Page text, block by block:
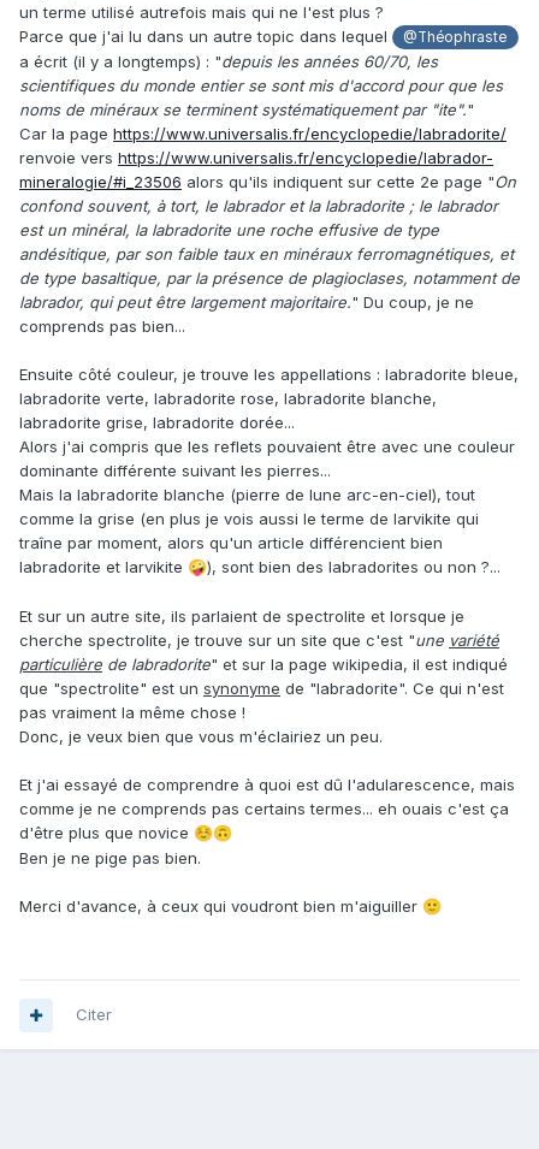
un terme utilisé autrefois mais qui ne l'est plus ?
Parce que j'ai lu dans un autre topic dans lequel
@Théophraste
a écrit (il y a longtemps) : "depuis les années 60/70, les
scientifiques du monde entier se sont mis d'accord pour que les
noms de minéraux se terminent systématiquement par "ite"."
Car la page https://www.universalis.fr/encyclopedie/labradorite/
renvoie vers https://www.universalis.fr/encyclopedie/labrador-
mineralogie/#i_23506 alors qu'ils indiquent sur cette 2e page "On
confond souvent, à tort, le labrador et la labradorite ; le labrador
est un minéral, la labradorite une roche effusive de type
andésitique, par son faible taux en minéraux ferromagnétiques, et
de type basaltique, par la présence de plagioclases, notamment de
labrador, qui peut être largement majoritaire." Du coup, je ne
comprends pas bien...
Ensuite côté couleur, je trouve les appellations : labradorite bleue,
labradorite verte, labradorite rose, labradorite blanche,
labradorite grise, labradorite dorée...
Alors j'ai compris que les reflets pouvaient être avec une couleur
dominante différente suivant les pierres...
Mais la labradorite blanche (pierre de lune arc-en-ciel), tout
comme la grise (en plus je vois aussi le terme de larvikite qui
traîne par moment, alors qu'un article différencient bien
labradorite et larvikite 🤪), sont bien des labradorites ou non ?...
Et sur un autre site, ils parlaient de spectrolite et lorsque je
cherche spectrolite, je trouve sur un site que c'est "une variété
particulière de labradorite" et sur la page wikipedia, il est indiqué
que "spectrolite" est un synonyme de "labradorite". Ce qui n'est
pas vraiment la même chose !
Donc, je veux bien que vous m'éclairiez un peu.
Et j'ai essayé de comprendre à quoi est dû l'adularescence, mais
comme je ne comprends pas certains termes... eh ouais c'est ça
d'être plus que novice ☺️🙃
Ben je ne pige pas bien.
Merci d'avance, à ceux qui voudront bien m'aiguiller 🙂
Citer